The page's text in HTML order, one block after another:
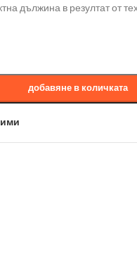
дължина в резултат от
добавяне в количката